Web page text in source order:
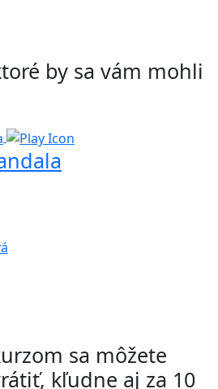
by sa vám mohli
sa môžete
kľudne aj za 10